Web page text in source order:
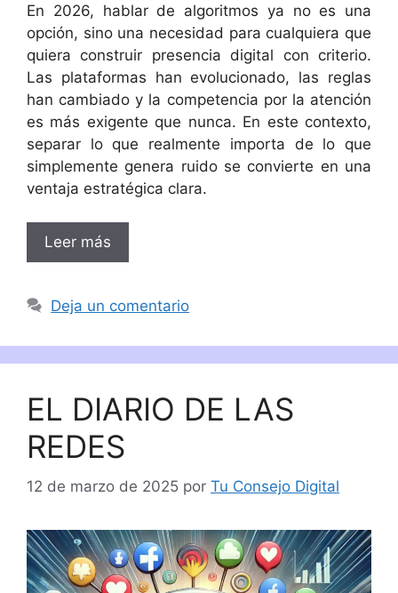
En 2026, hablar de algoritmos ya no es una
opción, sino una necesidad para cualquiera que
quiera construir presencia digital con criterio.
Las plataformas han evolucionado, las reglas
han cambiado y la competencia por la atención
es más exigente que nunca. En este contexto,
separar lo que realmente importa de lo que
simplemente genera ruido se convierte en una
ventaja estratégica clara.
Leer más
Deja un comentario
EL DIARIO DE LAS
REDES
12 de marzo de 2025 por Tu Consejo Digital